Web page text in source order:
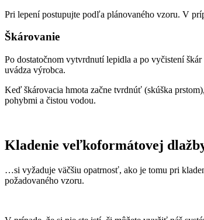
Pri lepení postupujte podľa plánovaného vzoru. V
Škárovanie
Po dostatočnom vytvrdnutí lepidla a po vyčistení
uvádza výrobca.
Keď škárovacia hmota začne tvrdnúť (skúška
pohybmi a čistou vodou.
Kladenie veľkoformátovej
…si vyžaduje väčšiu opatrnosť, ako je tomu pri
požadovaného vzoru.